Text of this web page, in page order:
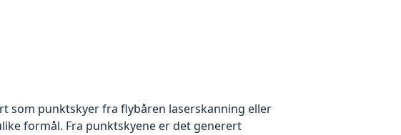
som punktskyer fra flybåren laserskanning eller
formål. Fra punktskyene er det generert